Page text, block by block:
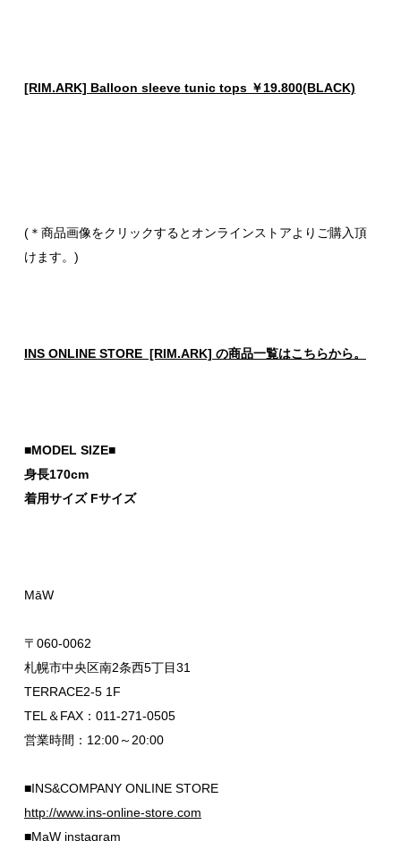
[RIM.ARK] Balloon sleeve tunic tops ￥19.800(BLACK)
(＊商品画像をクリックするとオンラインストアよりご購入頂
けます。)
INS ONLINE STORE [RIM.ARK] の商品一覧はこちらから。
■MODEL SIZE■
身長170cm
着用サイズ Fサイズ
MāW
〒060-0062
札幌市中央区南2条西5丁目31
TERRACE2-5 1F
TEL＆FAX：011-271-0505
営業時間：12:00～20:00
■INS&COMPANY ONLINE STORE
http://www.ins-online-store.com
■MaW instagram